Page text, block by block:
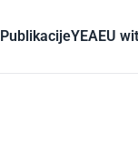
PublikacijeYEAEU